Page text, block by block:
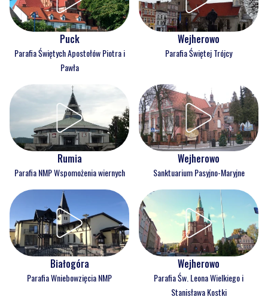
Puck
Parafia Świętych Apostołów Piotra i
Pawła
Wejherowo
Parafia Świętej Trójcy
Rumia
Parafia NMP Wspomożenia wiernych
Wejherowo
Sanktuarium Pasyjno-Maryjne
Białogóra
Parafia Wniebowzięcia NMP
Wejherowo
Parafia Św. Leona Wielkiego i
Stanisława Kostki